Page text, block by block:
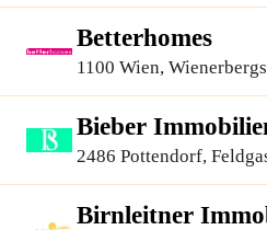
Betterhomes
1100 Wien,
Bieber
2486 Pottendorf,
Birnleitner